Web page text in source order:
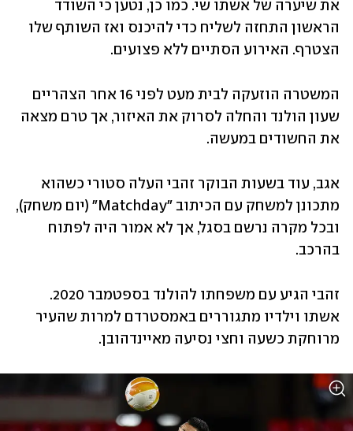
הצטרף. האירוע הסתיים ללא פצועים.
את החשודים במעשה.
בהרכב.
מרוחקת כשעה וחצי נסיעה מאיינדהובן.